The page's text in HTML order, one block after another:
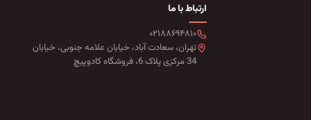
ارتباط با ما
۰۲۱۸۸۶۹۴۸۱۰
تهران، سعادت آباد، خیابان علامه جنوبی، خیابان
34 مرکزی پلاک 6، فروشگاه کادوپیچ